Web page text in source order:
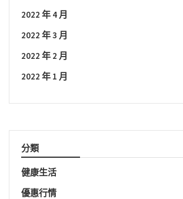
2022 年 4 月
2022 年 3 月
2022 年 2 月
2022 年 1 月
分類
健康生活
優惠行情